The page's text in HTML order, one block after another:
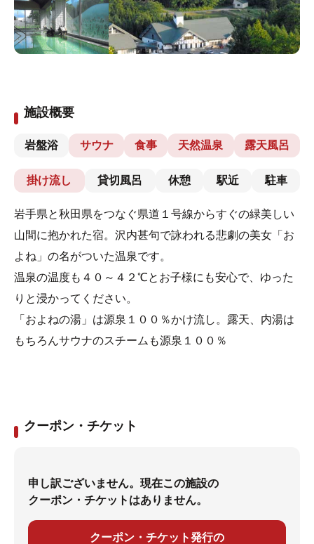
施設概要
岩盤浴 サウナ 食事 天然温泉 露天風呂
掛け流し 貸切風呂 休憩 駅近 駐車
岩手県と秋田県をつなぐ県道１号線からすぐの緑美しい
山間に抱かれた宿。沢内甚句で詠われる悲劇の美女「お
よね」の名がついた温泉です。
温泉の温度も４０～４２℃とお子様にも安心で、ゆった
りと浸かってください。
「およねの湯」は源泉１００％かけ流し。露天、内湯は
もちろんサウナのスチームも源泉１００％
クーポン・チケット
申し訳ございません。現在この施設の
クーポン・チケットはありません。
クーポン・チケット発行の